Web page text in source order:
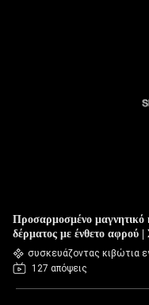
Προσαρμοσμένο μαγνητικό
δέρματος με ένθετο αφρού |
συσκευάζοντας κιβώτια
127 απόψεις